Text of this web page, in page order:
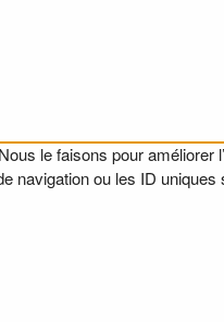
le faisons pour améliorer
ou les ID